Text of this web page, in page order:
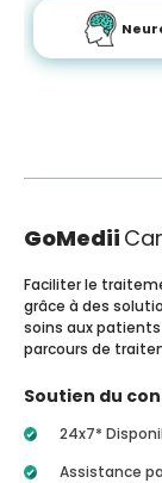
GoMedii
Faciliter le
grâce à des
soins aux
parcours de
Soutien du
24x7*
Assistance